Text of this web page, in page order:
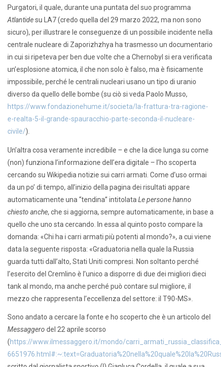
Purgatori, il quale, durante una puntata del suo programma
Atlantidesu LA7 (credo quella del 29 marzo 2022, ma non sono
sicuro), per illustrare le conseguenze di un possibile incidente nella
centrale nucleare di Zaporizhzhya ha trasmesso un documentario
in cui si ripeteva per ben due volte che a Chernobyl si era verificata
un’esplosione atomica, il che non solo è falso, ma è fisicamente
impossibile, perché le centrali nucleari usano un tipo di uranio
diverso da quello delle bombe (su ciò si veda Paolo Musso,
https://www.fondazionehume.it/societa/la-frattura-tra-ragione-
e-realta-5-il-grande-spauracchio-parte-seconda-il-nucleare-
civile/).
Un’altra cosa veramente incredibile – e che la dice lunga su come
(non) funziona l’informazione dell’era digitale – l’ho scoperta
cercando su Wikipedia notizie sui carri armati. Come d’uso ormai
da un po’ di tempo, all’inizio della pagina dei risultati appare
automaticamente una “tendina” intitolata Le persone hanno
chiesto anche, che si aggiorna, sempre automaticamente, in base a
quello che uno sta cercando. In essa al quinto posto compare la
domanda: «Chi ha i carri armati più potenti al mondo?», a cui viene
data la seguente risposta: «Graduatoria nella quale la Russia
guarda tutti dall’alto, Stati Uniti compresi. Non soltanto perché
l’esercito del Cremlino è l’unico a disporre di due dei migliori dieci
tank al mondo, ma anche perché può contare sul migliore, il
mezzo che rappresenta l’eccellenza del settore: il T90-MS».
Sono andato a cercare la fonte e ho scoperto che è un articolo del
Messaggero del 22 aprile scorso
(https://www.ilmessaggero.it/mondo/